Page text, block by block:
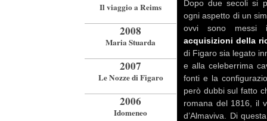
Il viaggio a Reims
2008
Maria Stuarda
2007
Le Nozze di Figaro
2006
Idomeneo
Dopo due secoli si
ogni aspetto di un
ovvi sono messi
acquisizioni della
di Figaro sia legato
e alla celeberrima
fonti e la
però dubbi sul fatto
romana del 1816, il
d’Almaviva. Di